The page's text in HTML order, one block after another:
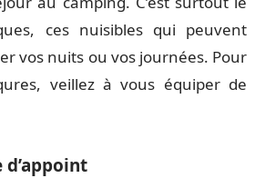
ces nuisibles qui peuvent
vos nuits ou vos journées. Pour
veillez à vous équiper de
d’appoint